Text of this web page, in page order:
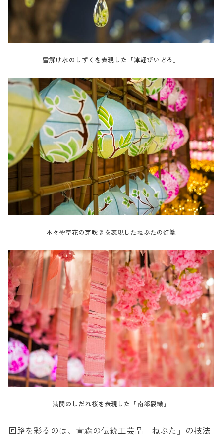
雪解け水のしずくを表現した「津軽びいどろ」
木々や草花の芽吹きを表現したねぶたの灯篭
満開のしだれ桜を表現した「南部裂織」
回路を彩るのは、青森の伝統工芸品「ねぶた」の技法